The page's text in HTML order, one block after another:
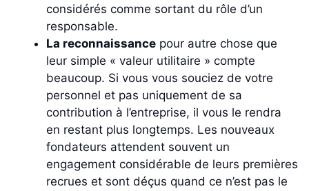
considérés comme sortant du rôle d’un
responsable.
La reconnaissance pour autre chose que
leur simple « valeur utilitaire » compte
beaucoup. Si vous vous souciez de votre
personnel et pas uniquement de sa
contribution à l’entreprise, il vous le rendra
en restant plus longtemps. Les nouveaux
fondateurs attendent souvent un
engagement considérable de leurs premières
recrues et sont déçus quand ce n’est pas le